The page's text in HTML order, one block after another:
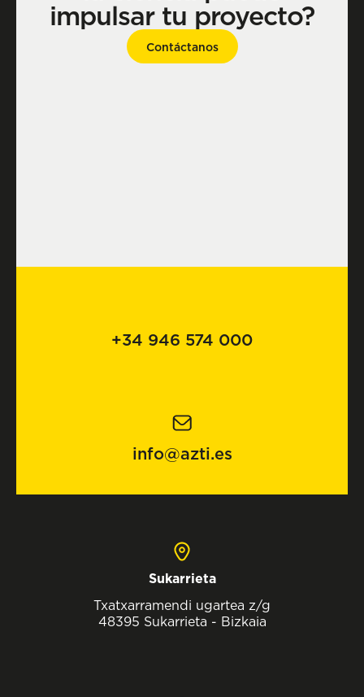
impulsar tu proyecto?
Contáctanos
+34 946 574 000
info@azti.es
Sukarrieta
Txatxarramendi ugartea z/g
48395 Sukarrieta - Bizkaia